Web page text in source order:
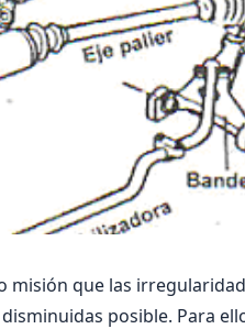
misión que las
posible. Para